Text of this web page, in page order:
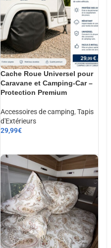
Cache Roue Universel pour
Caravane et Camping-Car –
Protection Premium
Accessoires de camping, Tapis
d'Extérieurs
29,99€